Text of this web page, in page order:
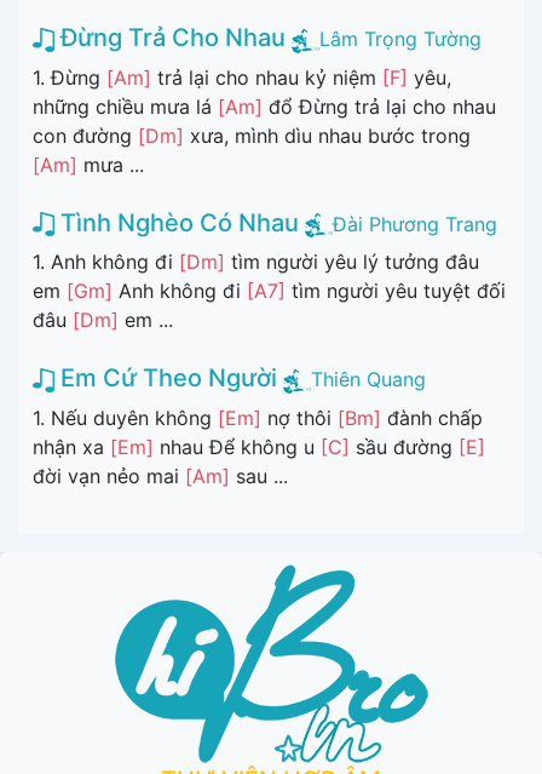
Đừng Trả Cho Nhau
Lâm Trọng Tường
1. Đừng [Am] trả lại cho nhau kỷ niệm [F] yêu,
những chiều mưa lá [Am] đổ Đừng trả lại cho nhau
con đường [Dm] xưa, mình dìu nhau bước trong
[Am] mưa ...
Tình Nghèo Có Nhau
Đài Phương Trang
1. Anh không đi [Dm] tìm người yêu lý tưởng đâu
em [Gm] Anh không đi [A7] tìm người yêu tuyệt đối
đâu [Dm] em ...
Em Cứ Theo Người
Thiên Quang
1. Nếu duyên không [Em] nợ thôi [Bm] đành chấp
nhận xa [Em] nhau Để không u [C] sầu đường [E]
đời vạn nẻo mai [Am] sau ...